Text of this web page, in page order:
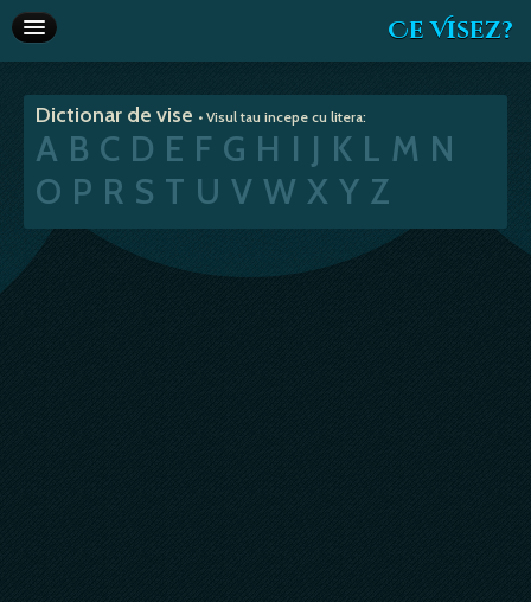
Ce Visez?
Interpretare vise
Articole
Va recomandam
Dictionar de vise • Visul tau incepe cu litera:
A B C D E F G H I J K L M N
O P R S T U V W X Y Z